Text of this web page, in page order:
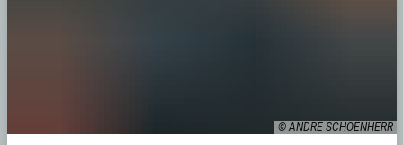
© ANDRE SCHOENHERR